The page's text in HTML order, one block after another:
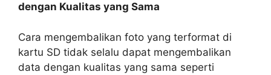
dengan Kualitas yang Sama
Cara mengembalikan foto yang terformat di
kartu SD tidak selalu dapat mengembalikan
data dengan kualitas yang sama seperti